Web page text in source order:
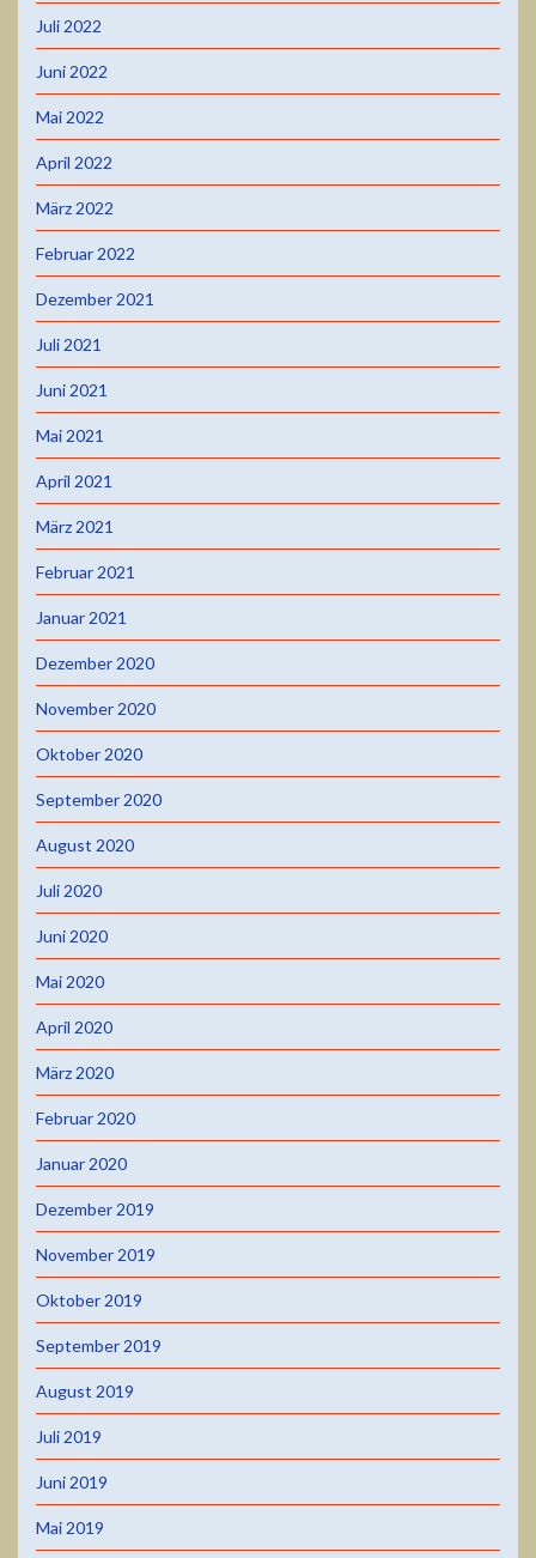
Juli 2022
Juni 2022
Mai 2022
April 2022
März 2022
Februar 2022
Dezember 2021
Juli 2021
Juni 2021
Mai 2021
April 2021
März 2021
Februar 2021
Januar 2021
Dezember 2020
November 2020
Oktober 2020
September 2020
August 2020
Juli 2020
Juni 2020
Mai 2020
April 2020
März 2020
Februar 2020
Januar 2020
Dezember 2019
November 2019
Oktober 2019
September 2019
August 2019
Juli 2019
Juni 2019
Mai 2019